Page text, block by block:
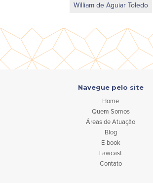
William de Aguiar Toledo
Navegue pelo site
Home
Quem Somos
Áreas de Atuação
Blog
E-book
Lawcast
Contato